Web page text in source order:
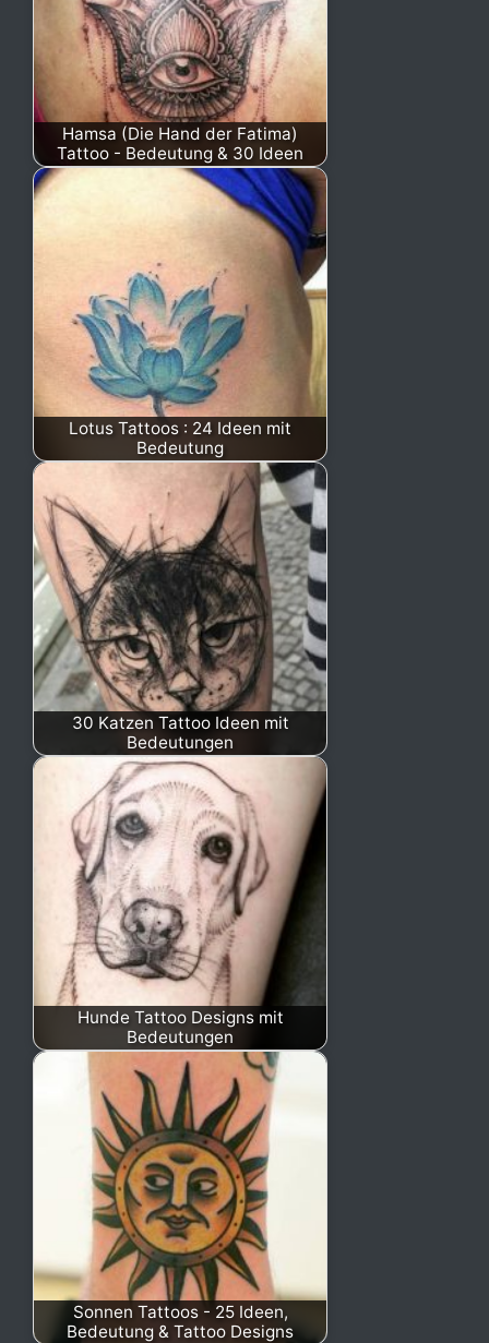
Hamsa (Die Hand der Fatima)
Tattoo - Bedeutung & 30 Ideen
Lotus Tattoos : 24 Ideen mit
Bedeutung
30 Katzen Tattoo Ideen mit
Bedeutungen
Hunde Tattoo Designs mit
Bedeutungen
Sonnen Tattoos - 25 Ideen,
Bedeutung & Tattoo Designs